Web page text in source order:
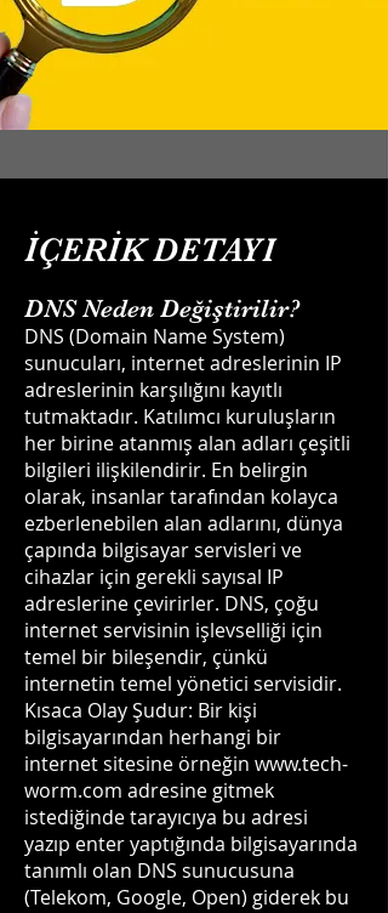
İÇERİK DETAYI
DNS Neden Değiştirilir?
DNS (Domain Name System)
sunucuları, internet adreslerinin IP
adreslerinin karşılığını kayıtlı
tutmaktadır. Katılımcı kuruluşların
her birine atanmış alan adları çeşitli
bilgileri ilişkilendirir. En belirgin
olarak, insanlar tarafından kolayca
ezberlenebilen alan adlarını, dünya
çapında bilgisayar servisleri ve
cihazlar için gerekli sayısal IP
adreslerine çevirirler. DNS, çoğu
internet servisinin işlevselliği için
temel bir bileşendir, çünkü
internetin temel yönetici servisidir.
Kısaca Olay Şudur: Bir kişi
bilgisayarından herhangi bir
internet sitesine örneğin www.tech-
worm.com adresine gitmek
istediğinde tarayıcıya bu adresi
yazıp enter yaptığında bilgisayarında
tanımlı olan DNS sunucusuna
(Telekom, Google, Open) giderek bu